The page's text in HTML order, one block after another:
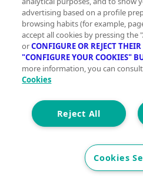
Aviso Legal
Condiciones de uso
Politica de privacidad
Política de cookies
Accesibilidad
© 2026 Vivegreen - Todos los
SERVICIOS PARA
advertising based on a profile
browsing habits (for example,
accept all cookies by pressing the
orCONFIGURE OR REJECT
"CONFIGURE YOUR COOKIES"
more information, you can
Cookies
Reject All
Cookies